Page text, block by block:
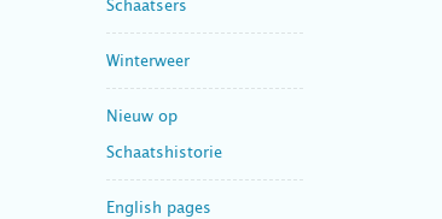
Schaatsers
Winterweer
Nieuw op
Schaatshistorie
English pages